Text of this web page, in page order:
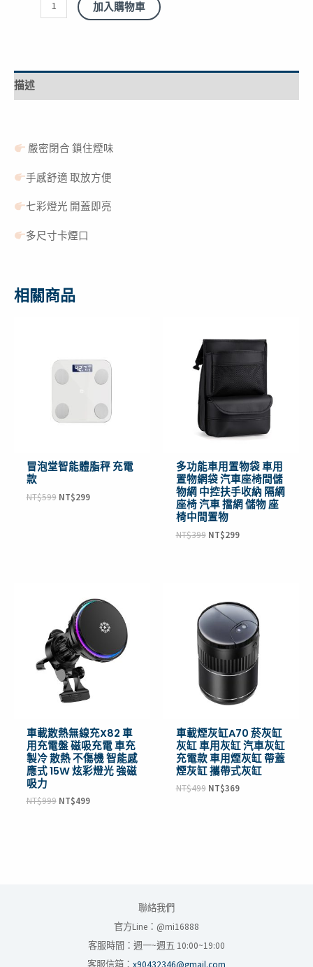
加入購物車
描述
嚴密閉合 鎖住煙味
手感舒適 取放方便
七彩燈光 開蓋即亮
多尺寸卡煙口
相關商品
冒泡堂智能體脂秤 充電
款
NT$599
格：
NT$599。
NT$299
格：
NT$299。
多功能車用置物袋 車用
置物網袋 汽車座椅間儲
物網 中控扶手收納 隔網
座椅 汽車 擋網 儲物 座
椅中間置物
NT$399
格：
NT$399。
NT$299
NT$299。
車載散熱無線充X82 車
用充電盤 磁吸充電 車充
製冷 散熱 不傷機 智能感
應式 15W 炫彩燈光 強磁
吸力
NT$999
格：
NT$999。
NT$499
前
格：
NT$499。
車載煙灰缸A70 菸灰缸
灰缸 車用灰缸 汽車灰缸
充電款 車用煙灰缸 帶蓋
煙灰缸 攜帶式灰缸
NT$499
價
格：
NT$499。
NT$369
前
價
格：
NT$369。
聯絡我們
官方Line：@mi16888
客服時間：週一~週五 10:00~19:00
客服信箱： x90432346@gmail.com